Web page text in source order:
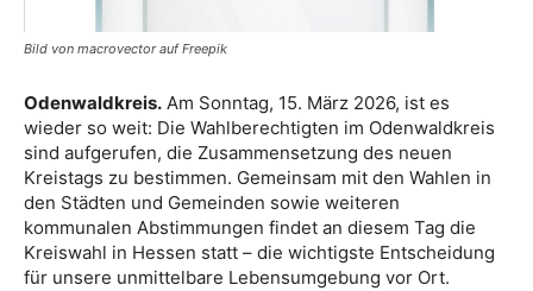
Bild von macrovector auf Freepik
Odenwaldkreis. Am Sonntag, 15. März 2026, ist es
wieder so weit: Die Wahlberechtigten im Odenwaldkreis
sind aufgerufen, die Zusammensetzung des neuen
Kreistags zu bestimmen. Gemeinsam mit den Wahlen in
den Städten und Gemeinden sowie weiteren
kommunalen Abstimmungen findet an diesem Tag die
Kreiswahl in Hessen statt – die wichtigste Entscheidung
für unsere unmittelbare Lebensumgebung vor Ort.